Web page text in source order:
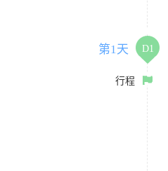
第1天 D1
行程